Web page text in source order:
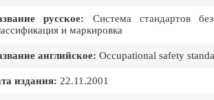
русское: Система стандартов
и маркировка
английское: Occupational safety
издания: 22.11.2001